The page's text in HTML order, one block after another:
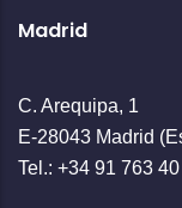
Madrid
C. Arequipa, 1
E-28043 Madrid
Tel.: +34 91 763